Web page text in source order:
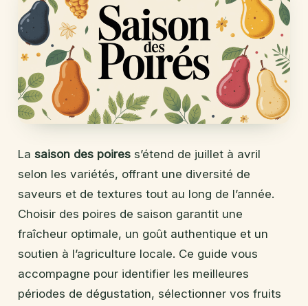
La saison des poires s’étend de juillet à avril
selon les variétés, offrant une diversité de
saveurs et de textures tout au long de l’année.
Choisir des poires de saison garantit une
fraîcheur optimale, un goût authentique et un
soutien à l’agriculture locale. Ce guide vous
accompagne pour identifier les meilleures
périodes de dégustation, sélectionner vos fruits